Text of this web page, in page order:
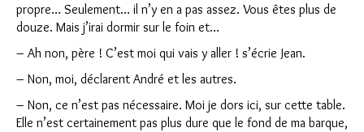
propre… Seulement… il n’y en a pas assez. Vous êtes plus de
douze. Mais j’irai dormir sur le foin et…
– Ah non, père ! C’est moi qui vais y aller ! s’écrie Jean.
– Non, moi, déclarent André et les autres.
– Non, ce n’est pas nécessaire. Moi je dors ici, sur cette table.
Elle n’est certainement pas plus dure que le fond de ma barque,